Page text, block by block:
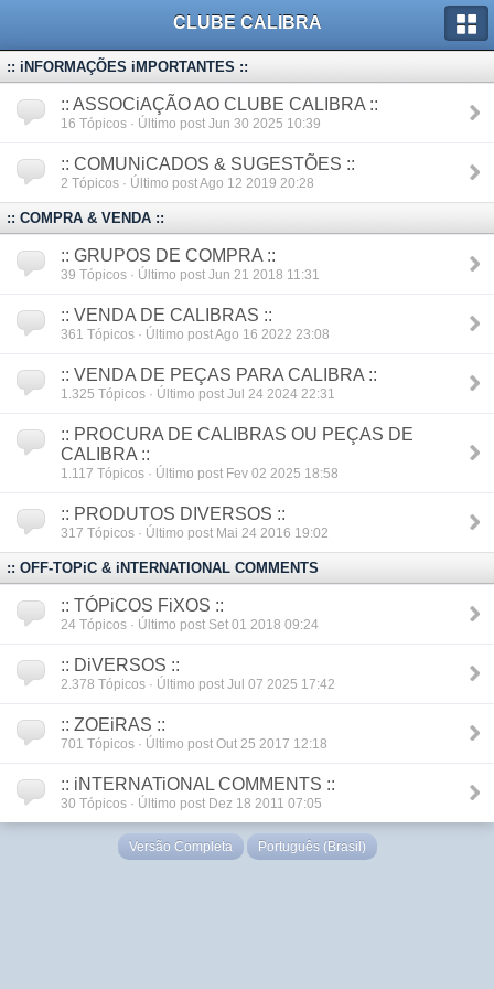
CLUBE CALIBRA
:: iNFORMAÇÕES iMPORTANTES ::
:: ASSOCiAÇÃO AO CLUBE CALIBRA ::
16 Tópicos · Último post Jun 30 2025 10:39
:: COMUNiCADOS & SUGESTÕES ::
2 Tópicos · Último post Ago 12 2019 20:28
:: COMPRA & VENDA ::
:: GRUPOS DE COMPRA ::
39 Tópicos · Último post Jun 21 2018 11:31
:: VENDA DE CALIBRAS ::
361 Tópicos · Último post Ago 16 2022 23:08
:: VENDA DE PEÇAS PARA CALIBRA ::
1.325 Tópicos · Último post Jul 24 2024 22:31
:: PROCURA DE CALIBRAS OU PEÇAS DE
CALIBRA ::
1.117 Tópicos · Último post Fev 02 2025 18:58
:: PRODUTOS DIVERSOS ::
317 Tópicos · Último post Mai 24 2016 19:02
:: OFF-TOPiC & iNTERNATIONAL COMMENTS
:: TÓPiCOS FiXOS ::
24 Tópicos · Último post Set 01 2018 09:24
:: DiVERSOS ::
2.378 Tópicos · Último post Jul 07 2025 17:42
:: ZOEiRAS ::
701 Tópicos · Último post Out 25 2017 12:18
:: iNTERNATiONAL COMMENTS ::
30 Tópicos · Último post Dez 18 2011 07:05
Versão Completa Português (Brasil)